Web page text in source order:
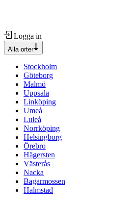
Logga in
Alla orter
Stockholm
Göteborg
Malmö
Uppsala
Linköping
Umeå
Luleå
Norrköping
Helsingborg
Örebro
Hägersten
Västerås
Nacka
Bagarmossen
Halmstad